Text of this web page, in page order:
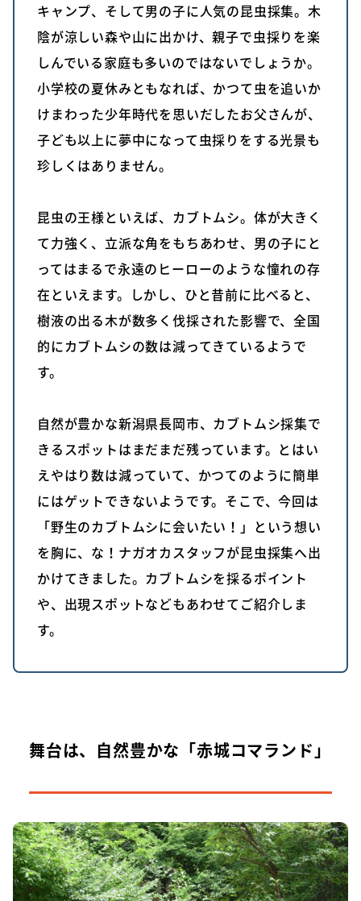
キャンプ、そして男の子に人気の昆虫採集。木
陰が涼しい森や山に出かけ、親子で虫採りを楽
しんでいる家庭も多いのではないでしょうか。
小学校の夏休みともなれば、かつて虫を追いか
けまわった少年時代を思いだしたお父さんが、
子ども以上に夢中になって虫採りをする光景も
珍しくはありません。
昆虫の王様といえば、カブトムシ。体が大きく
て力強く、立派な角をもちあわせ、男の子にと
ってはまるで永遠のヒーローのような憧れの存
在といえます。しかし、ひと昔前に比べると、
樹液の出る木が数多く伐採された影響で、全国
的にカブトムシの数は減ってきているようで
す。
自然が豊かな新潟県長岡市、カブトムシ採集で
きるスポットはまだまだ残っています。とはい
えやはり数は減っていて、かつてのように簡単
にはゲットできないようです。そこで、今回は
「野生のカブトムシに会いたい！」という想い
を胸に、な！ナガオカスタッフが昆虫採集へ出
かけてきました。カブトムシを採るポイント
や、出現スポットなどもあわせてご紹介しま
す。
舞台は、自然豊かな「赤城コマランド」